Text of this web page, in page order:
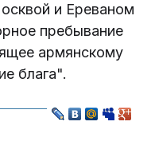
и Ереваном
пребывание
армянскому
блага".